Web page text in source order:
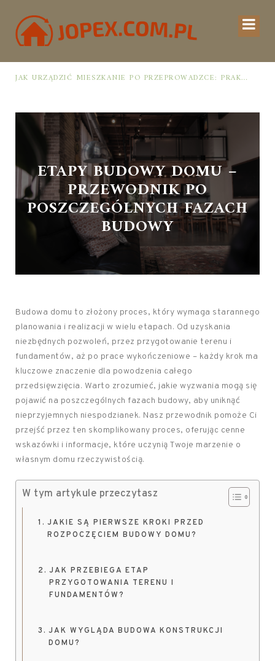
JAK URZĄDZIĆ MIESZKANIE PO PRZEPROWADZCE: PRAKTYCZNY PLAN OD ROZPAKOWANIA DO PRZYTULNEJ PRZESTRZENI
ETAPY BUDOWY DOMU –
PRZEWODNIK PO
POSZCZEGÓLNYCH FAZACH
BUDOWY
Budowa domu to złożony proces, który wymaga starannego
planowania i realizacji w wielu etapach. Od uzyskania
niezbędnych pozwoleń, przez przygotowanie terenu i
fundamentów, aż po prace wykończeniowe – każdy krok ma
kluczowe znaczenie dla powodzenia całego
przedsięwzięcia. Warto zrozumieć, jakie wyzwania mogą się
pojawić na poszczególnych fazach budowy, aby uniknąć
nieprzyjemnych niespodzianek. Nasz przewodnik pomoże Ci
przejść przez ten skomplikowany proces, oferując cenne
wskazówki i informacje, które uczynią Twoje marzenie o
własnym domu rzeczywistością.
W tym artykule przeczytasz
JAKIE SĄ PIERWSZE KROKI PRZED
ROZPOCZĘCIEM BUDOWY DOMU?
JAK PRZEBIEGA ETAP
PRZYGOTOWANIA TERENU I
FUNDAMENTÓW?
JAK WYGLĄDA BUDOWA KONSTRUKCJI
DOMU?